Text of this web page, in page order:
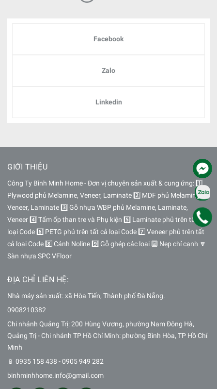
Facebook
Zalo
Linkedin
GIỚI THIỆU
Công Ty Bình Minh Home - Đơn vị chuyên sản xuất & cung ứng: 1️⃣
Plywood phủ Melamine, Veneer, Laminate 2️⃣ MDF phủ Melamine,
Veneer, Laminate 3️⃣ Gỗ nhựa WBP phủ Melamine, Laminate,
Veneer 4️⃣ Tấm ốp than tre và Phụ kiện 5️⃣ Laminate phủ trên tất cả
loại Code 6️⃣ PETG phủ trên tất cả loại Code 7️⃣ Veneer phủ trên tất
cả loại Code 8️⃣ Cánh Noline 9️⃣ Gỗ ghép các loại 🔟 Nẹp chỉ cạnh 🔽
Sàn nhựa SPC VFloor
ĐỊA CHỈ LIÊN HỆ:
Nhà máy sản xuất: xã Hòa Tiến, Thành phố Đà Nẵng.
0908210382
Chi nhánh Quảng Trị: 200 Hùng Vương, phường Nam Đông Hà,
Quảng Trị - Chi nhánh TP Hồ Chí Minh: phường Bình Hòa, TP Hồ Chí
Minh
📱 0935 158 438 - 0905 949 282
binhminhhome.info@gmail.com